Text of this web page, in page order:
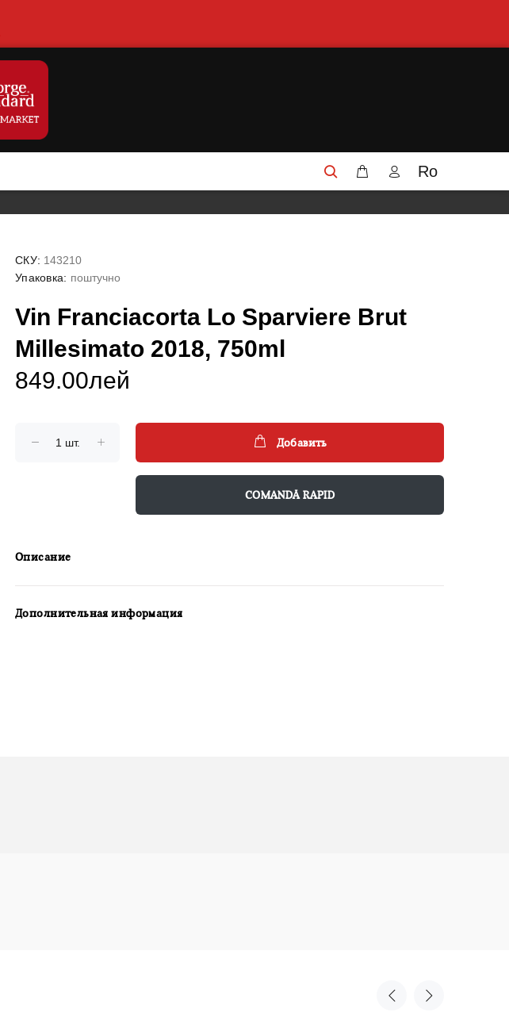
Ro
СКУ: 143210
Упаковка: поштучно
Vin Franciacorta Lo Sparviere Brut
Millesimato 2018, 750ml
849.00лей
Добавить
COMANDĂ RAPID
Описание
Дополнительная информация